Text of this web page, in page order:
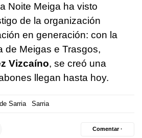
Noite Meiga ha visto
de la organización
en generación: con la
de Meigas e Trasgos,
Vizcaíno, se creó una
llegan hasta hoy.
Sarria Sarria
Comentar ·